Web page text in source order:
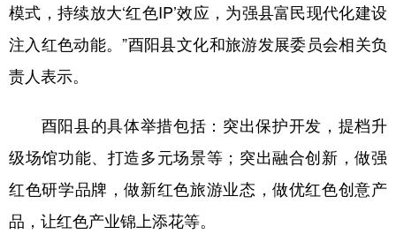
模式，持续放大‘红色IP’效应，为强县富民现代化建设
注入红色动能。”酉阳县文化和旅游发展委员会相关负
责人表示。
酉阳县的具体举措包括：突出保护开发，提档升
级场馆功能、打造多元场景等；突出融合创新，做强
红色研学品牌，做新红色旅游业态，做优红色创意产
品，让红色产业锦上添花等。